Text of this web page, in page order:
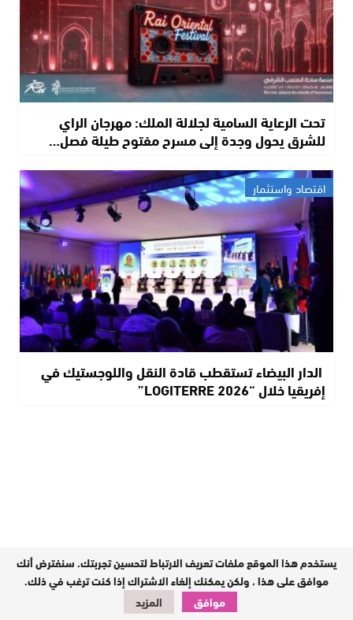
تحت الرعاية السامية لجلالة الملك: مهرجان الراي
للشرق يحول وجدة إلى مسرح مفتوح طيلة فصل…
اقتصاد واستثمار
الدار البيضاء تستقطب قادة النقل واللوجستيك في
إفريقيا خلال “LOGITERRE 2026”
يستخدم هذا الموقع ملفات تعريف الارتباط لتحسين تجربتك. سنفترض أنك
موافق على هذا ، ولكن يمكنك إلغاء الاشتراك إذا كنت ترغب في ذلك.
موافق
المزيد